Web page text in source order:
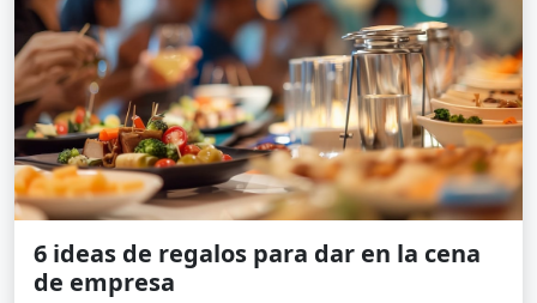
6 ideas de regalos para dar en la cena
de empresa